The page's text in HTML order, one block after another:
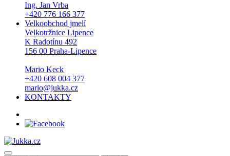
Ing. Jan Vrba
+420 776 166 377
Velkoobchod jmelí
Velkotržnice Lipence
K Radotínu 492
156 00 Praha-Lipence
Mario Keck
+420 608 004 377
mario@jukka.cz
KONTAKTY